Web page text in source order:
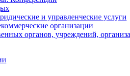
и управленческие услуги
организации
органов, учреждений,